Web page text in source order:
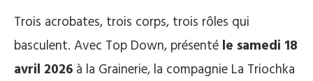
Trois acrobates, trois corps, trois rôles qui
basculent. Avec Top Down, présenté le samedi 18
avril 2026 à la Grainerie, la compagnie La Triochka